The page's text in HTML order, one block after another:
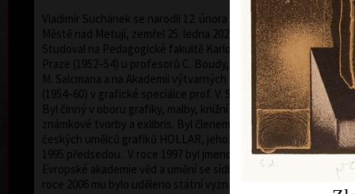
Vladimír Suchánek se narodil 12. února 1933 v Novém
Městě nad Metují, zemřel 25. ledna 2021 v Praze.
Studoval na Pedagogické fakultě Karlovy univerzity v
Praze (1952–54) u profesorů C. Boudy, K. Lidického a
M. Salcmana a na Akademii výtvarných umění v Praze
(1954–60) v grafické speciálce prof. V. Silovského.
Byl činný v oboru grafiky, malby, knižní ilustrace,
známkové tvorby a exlibris. Byl členem Sdružení
českých umělců grafiků HOLLAR, jehož byl od roku
1995 předsedou. V roce 1997 byl jmenován členem
Evropské akademie věd a umění se sídlem ve Vídni. V
roce 2006 mu bylo uděleno státní vyznamenání –